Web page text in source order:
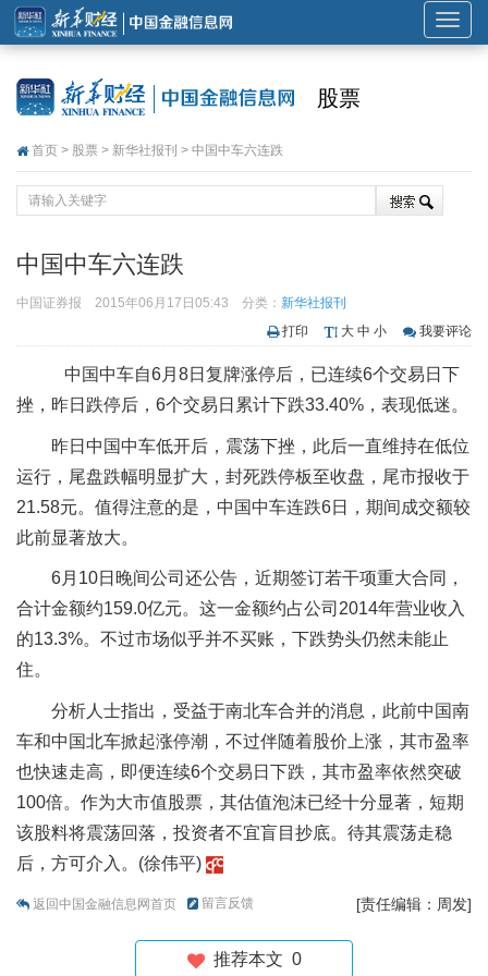
展
开
股票
首页 > 股票 > 新华社报刊 > 中国中车六连跌
中国中车六连跌
中国证券报 2015年06月17日05:43 分类： 新华社报刊
打印
大 中 小 我要评论
中国中车自6月8日复牌涨停后，已连续6个交易日下
挫，昨日跌停后，6个交易日累计下跌33.40%，表现低迷。
昨日中国中车低开后，震荡下挫，此后一直维持在低位
运行，尾盘跌幅明显扩大，封死跌停板至收盘，尾市报收于
21.58元。值得注意的是，中国中车连跌6日，期间成交额较
此前显著放大。
6月10日晚间公司还公告，近期签订若干项重大合同，
合计金额约159.0亿元。这一金额约占公司2014年营业收入
的13.3%。不过市场似乎并不买账，下跌势头仍然未能止
住。
分析人士指出，受益于南北车合并的消息，此前中国南
车和中国北车掀起涨停潮，不过伴随着股价上涨，其市盈率
也快速走高，即便连续6个交易日下跌，其市盈率依然突破
100倍。作为大市值股票，其估值泡沫已经十分显著，短期
该股料将震荡回落，投资者不宜盲目抄底。待其震荡走稳
后，方可介入。(徐伟平)
返回中国金融信息网首页 留言反馈 [责任编辑：周发]
推荐本文 0